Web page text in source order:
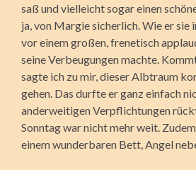
saß und vielleicht sogar einen
ja, von Margie sicherlich. Wie er sie
vor einem großen, frenetisch
seine Verbeugungen machte.
sagte ich zu mir, dieser Albtraum
gehen. Das durfte er ganz einfach
anderweitigen Verpflichtungen
Sonntag war nicht mehr weit.
einem wunderbaren Bett, Angel